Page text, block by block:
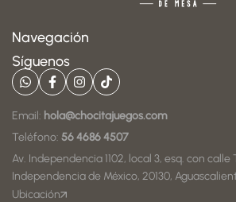
Navegación
Síguenos
Email: hola@chocitajuegos.com
Teléfono: 56 4686 4507
Av. Independencia 1102, local 3, esq. con calle
Independencia de México, 20130,
Ubicación